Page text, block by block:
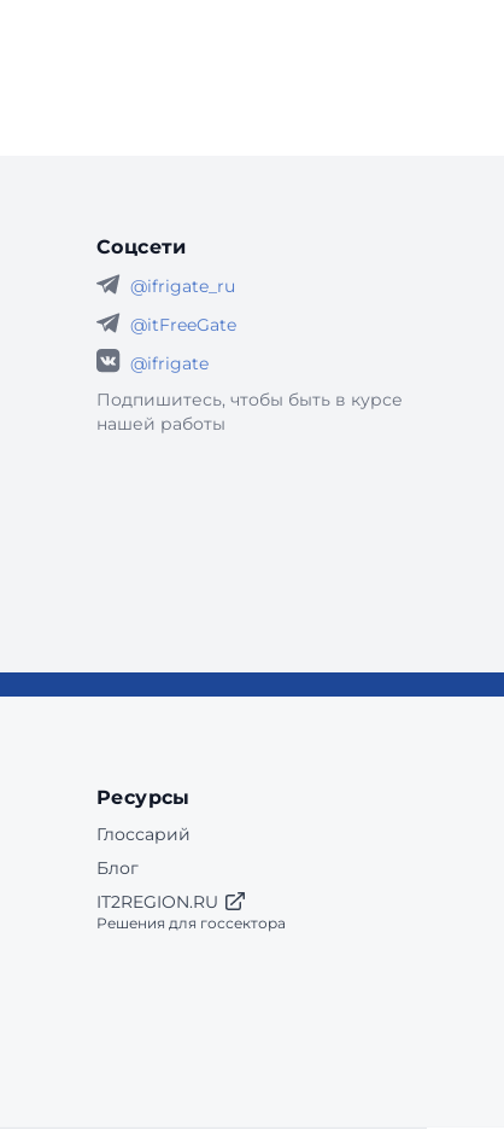
Соцсети
@ifrigate_ru
@itFreeGate
@ifrigate
Подпишитесь, чтобы быть в курсе
нашей работы
Ресурсы
Глоссарий
Блог
IT2REGION.RU
Решения для госсектора